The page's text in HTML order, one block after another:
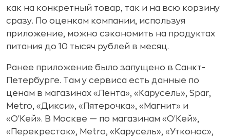
как на конкретный товар, так и на всю корзину
сразу. По оценкам компании, используя
приложение, можно сэкономить на продуктах
питания до 10 тысяч рублей в месяц.
Ранее приложение было запущено в Санкт-
Петербурге. Там у сервиса есть данные по
ценам в магазинах «Лента», «Карусель», Spar,
Metro, «Дикси», «Пятерочка», «Магнит» и
«О'Кей». В Москве — по магазинам «О'Кей»,
«Перекресток», Metro, «Карусель», «Утконос»,